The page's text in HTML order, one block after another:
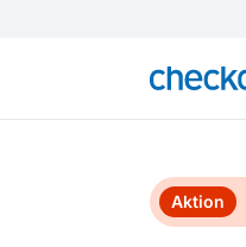
Aktion